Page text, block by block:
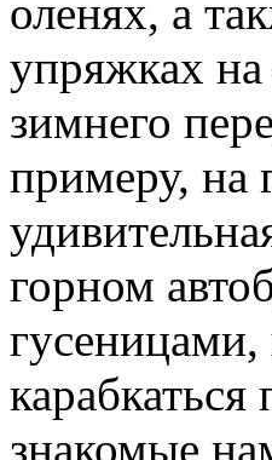
оленях, а
упряжках
зимнего
примеру, на
горном
знакомые